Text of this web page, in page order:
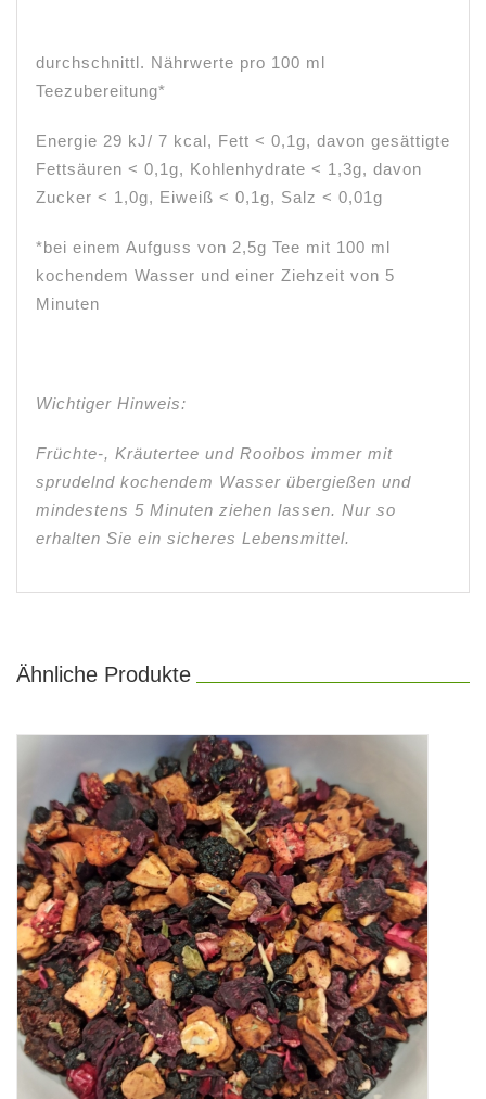
durchschnittl. Nährwerte pro 100 ml
Teezubereitung*
Energie 29 kJ/ 7 kcal, Fett < 0,1g, davon gesättigte
Fettsäuren < 0,1g, Kohlenhydrate < 1,3g, davon
Zucker < 1,0g, Eiweiß < 0,1g, Salz < 0,01g
*bei einem Aufguss von 2,5g Tee mit 100 ml
kochendem Wasser und einer Ziehzeit von 5
Minuten
Wichtiger Hinweis:
Früchte-, Kräutertee und Rooibos immer mit
sprudelnd kochendem Wasser übergießen und
mindestens 5 Minuten ziehen lassen. Nur so
erhalten Sie ein sicheres Lebensmittel.
Ähnliche Produkte